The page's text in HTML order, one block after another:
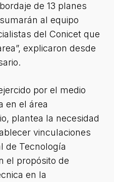
de 13 planes
al equipo
del Conicet que
explicaron desde
por el medio
en el área
plantea la necesidad
vinculaciones
de Tecnología
el propósito de
en la